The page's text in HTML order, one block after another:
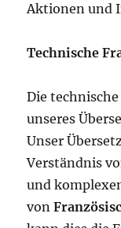
Aktionen und
Technische
Die
unseres
Unser
Verständnis
und
von